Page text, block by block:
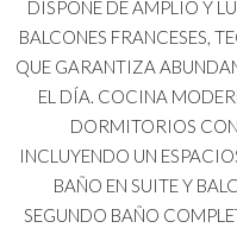
DISPONE DE AMPLIO Y
BALCONES FRANCESES,
QUE GARANTIZA
EL DÍA. COCINA
DORMITORIOS
INCLUYENDO UN
BAÑO EN SUITE Y
SEGUNDO BAÑO